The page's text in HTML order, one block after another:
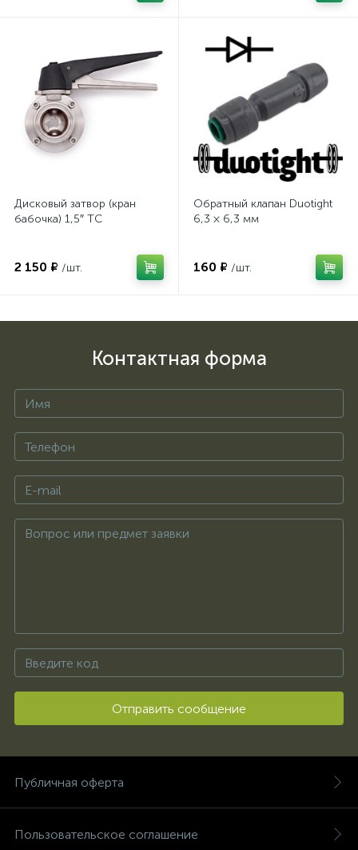
Дисковый затвор (кран
бабочка) 1,5″ TC
2 150 ₽ /шт.
Обратный клапан Duotight
6,3 × 6,3 мм
160 ₽ /шт.
Контактная форма
Отправить сообщение
Публичная оферта
Пользовательское соглашение